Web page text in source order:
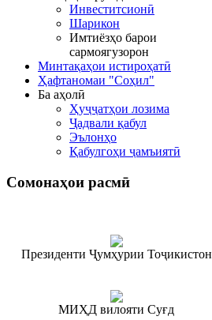
Инвеститсионӣ
Шарикон
Имтиёзҳо барои
сармоягузорон
Минтақаҳои истироҳатӣ
Ҳафтаномаи "Соҳил"
Ба аҳолӣ
Ҳуҷҷатҳои лозима
Ҷадвали қабул
Эълонҳо
Қабулгоҳи ҷамъиятӣ
Сомонаҳои расмӣ
Президенти Ҷумҳурии Тоҷикистон
МИҲД вилояти Суғд